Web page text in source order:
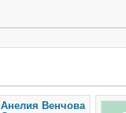
Анелия Венчова